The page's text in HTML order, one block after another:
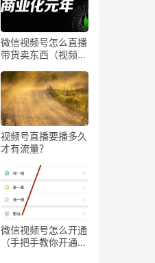
微信视频号怎么直播
带货卖东西（视频号
视频号直播要播多久
才有流量？
微信视频号怎么开通
（手把手教你开通微